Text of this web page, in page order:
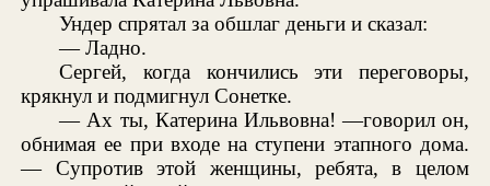
Ундер спрятал за обшлаг деньги и сказал:
— Ладно.
Сергей, когда кончились эти переговоры,
крякнул и подмигнул Сонетке.
— Ах ты, Катерина Ильвовна! —говорил он,
обнимая ее при входе на ступени этапного дома.
— Супротив этой женщины, ребята, в целом